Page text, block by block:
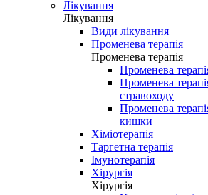
Лікування
Лікування
Види лікування
Променева терапія
Променева терапія
Променева
Променева
стравоходу
Променева
кишки
Хіміотерапія
Таргетна терапія
Імунотерапія
Хірургія
Хірургія